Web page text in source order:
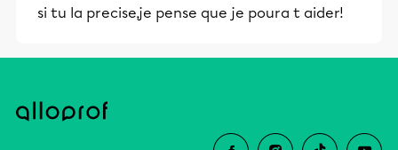
si tu la precise,je pense que je poura t aider!